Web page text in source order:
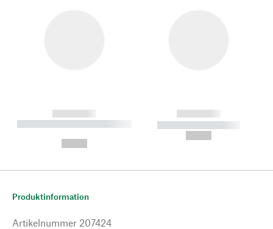
------------
----------- ----------- --------
------------
----------- -----------
Produktinformation
Artikelnummer 207424